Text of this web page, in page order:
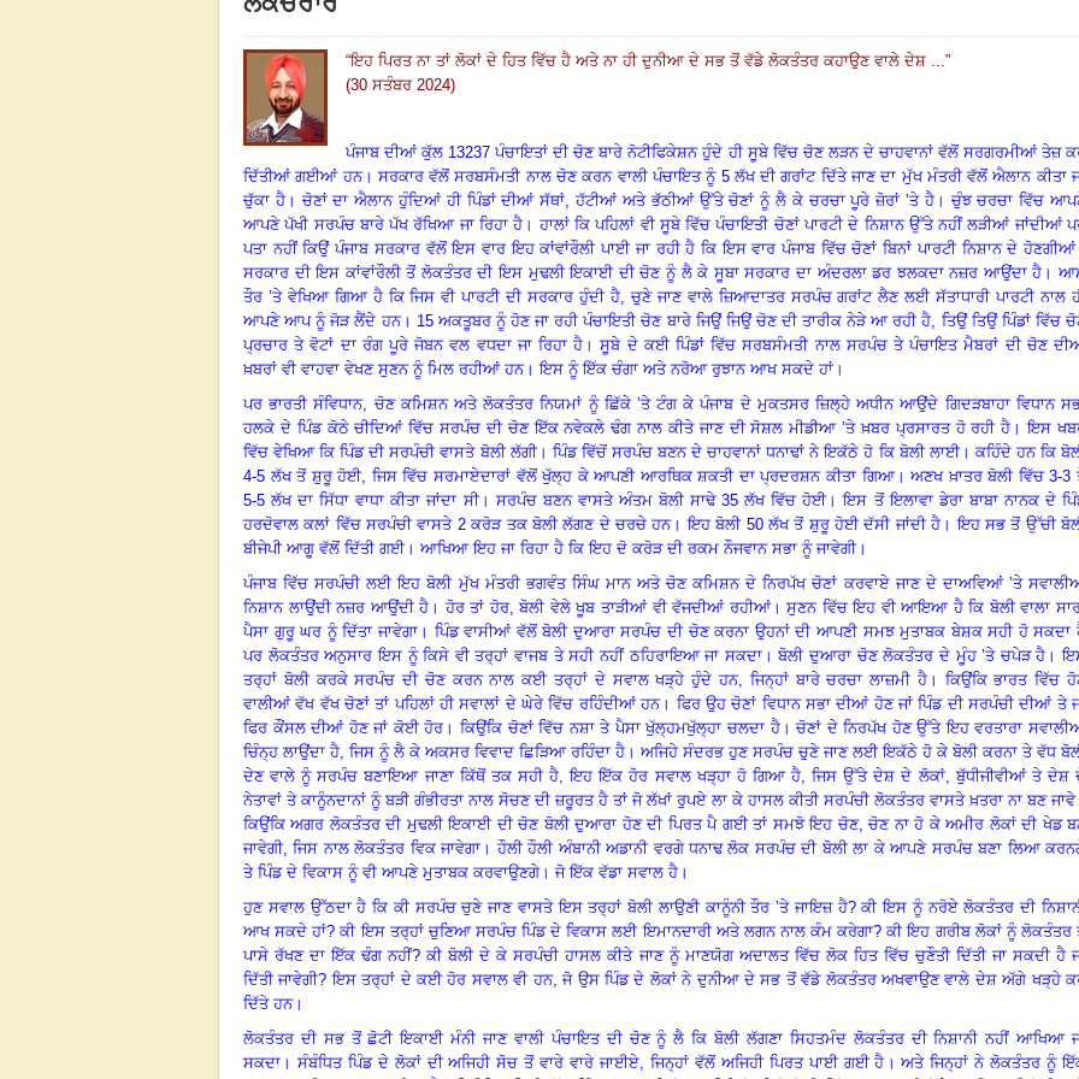
“ਇਹ ਪਿਰਤ ਨਾ ਤਾਂ ਲੋਕਾਂ ਦੇ ਹਿਤ ਵਿੱਚ ਹੈ ਅਤੇ ਨਾ ਹੀ ਦੁਨੀਆ ਦੇ ਸਭ ਤੋਂ ਵੱਡੇ ਲੋਕਤੰਤਰ ਕਹਾਉਣ ਵਾਲੇ ਦੇਸ਼ ... ”
(30 ਸਤੰਬਰ 2024)
ਪੰਜਾਬ ਦੀਆਂ ਕੁੱਲ 13237 ਪੰਚਾਇਤਾਂ ਦੀ ਚੋਣ ਬਾਰੇ ਨੋਟੀਫਿਕੇਸ਼ਨ ਹੁੰਦੇ ਹੀ ਸੂਬੇ ਵਿੱਚ ਚੋਣ ਲੜਨ ਦੇ ਚਾਹਵਾਨਾਂ ਵੱਲੋਂ ਸਰਗਰਮੀਆਂ ਤੇਜ਼
ਦਿੱਤੀਆਂ ਗਈਆਂ ਹਨ। ਸਰਕਾਰ ਵੱਲੋਂ ਸਰਬਸੰਮਤੀ ਨਾਲ ਚੋਣ ਕਰਨ ਵਾਲੀ ਪੰਚਾਇਤ ਨੂੰ 5 ਲੱਖ ਦੀ ਗਰਾਂਟ ਦਿੱਤੇ ਜਾਣ ਦਾ ਮੁੱਖ ਮੰਤਰੀ ਵੱਲੋਂ ਐਲਾਨ ਕੀਤਾ
ਚੁੱਕਾ ਹੈ। ਚੋਣਾਂ ਦਾ ਐਲਾਨ ਹੁੰਦਿਆਂ ਹੀ ਪਿੰਡਾਂ ਦੀਆਂ ਸੱਥਾਂ ,ਹੱਟੀਆਂ ਅਤੇ ਭੱਠੀਆਂ ਉੱਤੇ ਚੋਣਾਂ ਨੂੰ ਲੈ ਕੇ ਚਰਚਾ ਪੂਰੇ ਜ਼ੋਰਾਂ ’ਤੇ ਹੈ। ਚੁੰਝ ਚਰਚਾ ਵਿੱਚ
ਆਪਣੇ ਪੱਖੀ ਸਰਪੰਚ ਬਾਰੇ ਪੱਖ ਰੱਖਿਆ ਜਾ ਰਿਹਾ ਹੈ । ਹਾਲਾਂ ਕਿ ਪਹਿਲਾਂ ਵੀ ਸੂਬੇ ਵਿੱਚ ਪੰਚਾਇਤੀ ਚੋਣਾਂ ਪਾਰਟੀ ਦੇ ਨਿਸ਼ਾਨ ਉੱਤੇ ਨਹੀਂ ਲੜੀਆਂ ਜਾਂਦੀਆਂ
ਪਤਾ ਨਹੀਂ ਕਿਉਂ ਪੰਜਾਬ ਸਰਕਾਰ ਵੱਲੋਂ ਇਸ ਵਾਰ ਇਹ ਕਾਂਵਾਂਰੌਲੀ ਪਾਈ ਜਾ ਰਹੀ ਹੈ ਕਿ ਇਸ ਵਾਰ ਪੰਜਾਬ ਵਿੱਚ ਚੋਣਾਂ ਬਿਨਾਂ ਪਾਰਟੀ ਨਿਸ਼ਾਨ ਦੇ ਹੋਣਗੀਆਂ
ਸਰਕਾਰ ਦੀ ਇਸ ਕਾਂਵਾਂਰੌਲੀ ਤੋਂ ਲੋਕਤੰਤਰ ਦੀ ਇਸ ਮੁਢਲੀ ਇਕਾਈ ਦੀ ਚੋਣ ਨੂੰ ਲੈ ਕੇ ਸੂਬਾ ਸਰਕਾਰ ਦਾ ਅੰਦਰਲਾ ਡਰ ਝਲਕਦਾ ਨਜ਼ਰ ਆਉਂਦਾ ਹੈ ।
ਤੌਰ ’ਤੇ ਵੇਖਿਆ ਗਿਆ ਹੈ ਕਿ ਜਿਸ ਵੀ ਪਾਰਟੀ ਦੀ ਸਰਕਾਰ ਹੁੰਦੀ ਹੈ, ਚੁਣੇ ਜਾਣ ਵਾਲੇ ਜ਼ਿਆਦਾਤਰ ਸਰਪੰਚ ਗਰਾਂਟ ਲੈਣ ਲਈ ਸੱਤਾਧਾਰੀ ਪਾਰਟੀ ਨਾਲ
ਆਪਣੇ ਆਪ ਨੂੰ ਜੋੜ ਲੈਂਦੇ ਹਨ। 15 ਅਕਤੂਬਰ ਨੂੰ ਹੋਣ ਜਾ ਰਹੀ ਪੰਚਾਇਤੀ ਚੋਣ ਬਾਰੇ ਜਿਉਂ ਜਿਉਂ ਚੋਣ ਦੀ ਤਾਰੀਕ ਨੇੜੇ ਆ ਰਹੀ ਹੈ, ਤਿਉਂ ਤਿਉਂ ਪਿੰਡਾਂ ਵਿੱਚ
ਪ੍ਰਚਾਰ ਤੇ ਵੋਟਾਂ ਦਾ ਰੰਗ ਪੂਰੇ ਜੋਬਨ ਵਲ ਵਧਦਾ ਜਾ ਰਿਹਾ ਹੈ ।ਸੂਬੇ ਦੇ ਕਈ ਪਿੰਡਾਂ ਵਿੱਚ ਸਰਬਸੰਮਤੀ ਨਾਲ ਸਰਪੰਚ ਤੇ ਪੰਚਾਇਤ ਮੈਬਰਾਂ ਦੀ ਚੋਣ
ਖ਼ਬਰਾਂ ਵੀ ਵਾਹਵਾ ਵੇਖਣ ਸੁਣਨ ਨੂੰ ਮਿਲ ਰਹੀਆਂ ਹਨ।ਇਸ ਨੂੰ ਇੱਕ ਚੰਗਾ ਅਤੇ ਨਰੋਆ ਰੁਝਾਨ ਆਖ ਸਕਦੇ ਹਾਂ ।
ਪਰ ਭਾਰਤੀ ਸੰਵਿਧਾਨ, ਚੋਣ ਕਮਿਸ਼ਨ ਅਤੇ ਲੋਕਤੰਤਰ ਨਿਯਮਾਂ ਨੂੰ ਛਿੱਕੇ ’ਤੇ ਟੰਗ ਕੇ ਪੰਜਾਬ ਦੇ ਮੁਕਤਸਰ ਜ਼ਿਲ੍ਹੇ ਅਧੀਨ ਆਉਂਦੇ ਗਿਦੜਬਾਹਾ ਵਿਧਾਨ
ਹਲਕੇ ਦੇ ਪਿੰਡ ਕੋਠੇ ਚੀਦਿਆਂ ਵਿੱਚ ਸਰਪੰਚ ਦੀ ਚੋਣ ਇੱਕ ਨਵੇਕਲੇ ਢੰਗ ਨਾਲ ਕੀਤੇ ਜਾਣ ਦੀ ਸੋਸ਼ਲ ਮੀਡੀਆ ’ਤੇ ਖ਼ਬਰ ਪ੍ਰਸਾਰਤ ਹੋ ਰਹੀ ਹੈ । ਇਸ
ਵਿੱਚ ਵੇਖਿਆ ਕਿ ਪਿੰਡ ਦੀ ਸਰਪੰਚੀ ਵਾਸਤੇ ਬੋਲੀ ਲੱਗੀ। ਪਿੰਡ ਵਿੱਚੋਂ ਸਰਪੰਚ ਬਣਨ ਦੇ ਚਾਹਵਾਨਾਂ ਧਨਾਢਾਂ ਨੇ ਇਕੱਠੇ ਹੋ ਕਿ ਬੋਲੀ ਲਾਈ। ਕਹਿੰਦੇ ਹਨ ਕਿ
4-5 ਲੱਖ ਤੋਂ ਸ਼ੁਰੂ ਹੋਈ, ਜਿਸ ਵਿੱਚ ਸਰਮਾਏਦਾਰਾਂ ਵੱਲੋਂ ਖੁੱਲ੍ਹ ਕੇ ਆਪਣੀ ਆਰਥਿਕ ਸ਼ਕਤੀ ਦਾ ਪ੍ਰਦਰਸ਼ਨ ਕੀਤਾ ਗਿਆ।ਅਣਖ ਖ਼ਾਤਰ ਬੋਲੀ ਵਿੱਚ 3-3
5-5 ਲੱਖ ਦਾ ਸਿੱਧਾ ਵਾਧਾ ਕੀਤਾ ਜਾਂਦਾ ਸੀ। ਸਰਪੰਚ ਬਣਨ ਵਾਸਤੇ ਅੰਤਮ ਬੋਲੀ ਸਾਢੇ 35 ਲੱਖ ਵਿੱਚ ਹੋਈ।ਇਸ ਤੋਂ ਇਲਾਵਾ ਡੇਰਾ ਬਾਬਾ ਨਾਨਕ ਦੇ
ਹਰਦੋਵਾਲ ਕਲਾਂ ਵਿੱਚ ਸਰਪੰਚੀ ਵਾਸਤੇ 2 ਕਰੋੜ ਤਕ ਬੋਲੀ ਲੱਗਣ ਦੇ ਚਰਚੇ ਹਨ।ਇਹ ਬੋਲੀ 50 ਲੱਖ ਤੋਂ ਸ਼ੁਰੂ ਹੋਈ ਦੱਸੀ ਜਾਂਦੀ ਹੈ ।ਇਹ ਸਭ ਤੋਂ ਉੱਚੀ
ਬੀਜੇਪੀ ਆਗੂ ਵੱਲੋਂ ਦਿੱਤੀ ਗਈ। ਆਖਿਆ ਇਹ ਜਾ ਰਿਹਾ ਹੈ ਕਿ ਇਹ ਦੋ ਕਰੋੜ ਦੀ ਰਕਮ ਨੌਜਵਾਨ ਸਭਾ ਨੂੰ ਜਾਵੇਗੀ।
ਪੰਜਾਬ ਵਿੱਚ ਸਰਪੰਚੀ ਲਈ ਇਹ ਬੋਲੀ ਮੁੱਖ ਮੰਤਰੀ ਭਗਵੰਤ ਸਿੰਘ ਮਾਨ ਅਤੇ ਚੋਣ ਕਮਿਸ਼ਨ ਦੇ ਨਿਰਪੱਖ ਚੋਣਾਂ ਕਰਵਾਏ ਜਾਣ ਦੇ ਦਾਅਵਿਆਂ ’ਤੇ
ਨਿਸ਼ਾਨ ਲਾਉਂਦੀ ਨਜ਼ਰ ਆਉਂਦੀ ਹੈ । ਹੋਰ ਤਾਂ ਹੋਰ, ਬੋਲੀ ਵੇਲੇ ਖੂਬ ਤਾੜੀਆਂ ਵੀ ਵੱਜਦੀਆਂ ਰਹੀਆਂ।ਸੁਣਨ ਵਿੱਚ ਇਹ ਵੀ ਆਇਆ ਹੈ ਕਿ ਬੋਲੀ ਵਾਲਾ
ਪੈਸਾ ਗੁਰੂ ਘਰ ਨੂੰ ਦਿੱਤਾ ਜਾਵੇਗਾ। ਪਿੰਡ ਵਾਸੀਆਂ ਵੱਲੋਂ ਬੋਲੀ ਦੁਆਰਾ ਸਰਪੰਚ ਦੀ ਚੋਣ ਕਰਨਾ ਉਹਨਾਂ ਦੀ ਆਪਣੀ ਸਮਝ ਮੁਤਾਬਕ ਬੇਸ਼ਕ ਸਹੀ ਹੋ ਸਕਦਾ
ਪਰ ਲੋਕਤੰਤਰ ਅਨੁਸਾਰ ਇਸ ਨੂੰ ਕਿਸੇ ਵੀ ਤਰ੍ਹਾਂ ਵਾਜਬ ਤੇ ਸਹੀ ਨਹੀਂ ਠਹਿਰਾਇਆ ਜਾ ਸਕਦਾ।ਬੋਲੀ ਦੁਆਰਾ ਚੋਣ ਲੋਕਤੰਤਰ ਦੇ ਮੂੰਹ ’ਤੇ ਚਪੇੜ ਹੈ ।
ਤਰ੍ਹਾਂ ਬੋਲੀ ਕਰਕੇ ਸਰਪੰਚ ਦੀ ਚੋਣ ਕਰਨ ਨਾਲ ਕਈ ਤਰ੍ਹਾਂ ਦੇ ਸਵਾਲ ਖੜ੍ਹੇ ਹੁੰਦੇ ਹਨ, ਜਿਨ੍ਹਾਂ ਬਾਰੇ ਚਰਚਾ ਲਾਜ਼ਮੀ ਹੈ। ਕਿਉਂਕਿ ਭਾਰਤ ਵਿੱਚ
ਵਾਲੀਆਂ ਵੱਖ ਵੱਖ ਚੋਣਾਂ ਤਾਂ ਪਹਿਲਾਂ ਹੀ ਸਵਾਲਾਂ ਦੇ ਘੇਰੇ ਵਿੱਚ ਰਹਿੰਦੀਆਂ ਹਨ। ਫਿਰ ਉਹ ਚੋਣਾਂ ਵਿਧਾਨ ਸਭਾ ਦੀਆਂ ਹੋਣ ਜਾਂ ਪਿੰਡ ਦੀ ਸਰਪੰਚੀ ਦੀਆਂ ਤੇ
ਫਿਰ ਕੌਂਸਲ ਦੀਆਂ ਹੋਣ ਜਾਂ ਕੋਈ ਹੋਰ। ਕਿਉਂਕਿ ਚੋਣਾਂ ਵਿੱਚ ਨਸ਼ਾ ਤੇ ਪੈਸਾ ਖੁੱਲ੍ਹਮਖੁੱਲ੍ਹਾ ਚਲਦਾ ਹੈ। ਚੋਣਾਂ ਦੇ ਨਿਰਪੱਖ ਹੋਣ ਉੱਤੇ ਇਹ ਵਰਤਾਰਾ
ਚਿੰਨ੍ਹ ਲਾਉਂਦਾ ਹੈ, ਜਿਸ ਨੂੰ ਲੈ ਕੇ ਅਕਸਰ ਵਿਵਾਦ ਛਿੜਿਆ ਰਹਿੰਦਾ ਹੈ । ਅਜਿਹੇ ਸੰਦਰਭ ਹੁਣ ਸਰਪੰਚ ਚੁਣੇ ਜਾਣ ਲਈ ਇਕੱਠੇ ਹੋ ਕੇ ਬੋਲੀ ਕਰਨਾ ਤੇ ਵੱਧ
ਦੇਣ ਵਾਲੇ ਨੂੰ ਸਰਪੰਚ ਬਣਾਇਆ ਜਾਣਾ ਕਿੱਥੋਂ ਤਕ ਸਹੀ ਹੈ, ਇਹ ਇੱਕ ਹੋਰ ਸਵਾਲ ਖੜ੍ਹਾ ਹੋ ਗਿਆ ਹੈ,
ਜਿਸ ਉੱਤੇ ਦੇਸ਼ ਦੇ ਲੋਕਾਂ, ਬੁੱਧੀਜੀਵੀਆਂ ਤੇ ਦੇਸ਼
ਨੇਤਾਵਾਂ ਤੇ ਕਾਨੂੰਨਦਾਨਾਂ ਨੂੰ ਬੜੀ ਗੰਭੀਰਤਾ ਨਾਲ ਸੋਚਣ ਦੀ ਜ਼ਰੂਰਤ ਹੈ ਤਾਂ ਜੋ ਲੱਖਾਂ ਰੁਪਏ ਲਾ ਕੇ ਹਾਸਲ ਕੀਤੀ ਸਰਪੰਚੀ ਲੋਕਤੰਤਰ ਵਾਸਤੇ ਖ਼ਤਰਾ ਨਾ ਬਣ ਜਾਵੇ
ਕਿਉਂਕਿ ਅਗਰ ਲੋਕਤੰਤਰ ਦੀ ਮੁਢਲੀ ਇਕਾਈ ਦੀ ਚੋਣ ਬੋਲੀ ਦੁਆਰਾ ਹੋਣ ਦੀ ਪਿਰਤ ਪੈ ਗਈ ਤਾਂ ਸਮਝੋ ਇਹ ਚੋਣ,ਚੋਣ ਨਾ ਹੋ ਕੇ ਅਮੀਰ ਲੋਕਾਂ ਦੀ ਖੇਡ
ਜਾਵੇਗੀ, ਜਿਸ ਨਾਲ ਲੋਕਤੰਤਰ ਵਿਕ ਜਾਵੇਗਾ । ਹੌਲੀ ਹੌਲੀ ਅੰਬਾਨੀ ਅਡਾਨੀ ਵਰਗੇ ਧਨਾਢ ਲੋਕ ਸਰਪੰਚ ਦੀ ਬੋਲੀ ਲਾ ਕੇ ਆਪਣੇ ਸਰਪੰਚ ਬਣਾ ਲਿਆ
ਤੇ ਪਿੰਡ ਦੇ ਵਿਕਾਸ ਨੂੰ ਵੀ ਆਪਣੇ ਮੁਤਾਬਕ ਕਰਵਾਉਣਗੇ। ਜੋ ਇੱਕ ਵੱਡਾ ਸਵਾਲ ਹੈ ।
ਹੁਣ ਸਵਾਲ ਉੱਠਦਾ ਹੈ ਕਿ ਕੀ ਸਰਪੰਚ ਚੁਣੇ ਜਾਣ ਵਾਸਤੇ ਇਸ ਤਰ੍ਹਾਂ ਬੋਲੀ ਲਾਉਣੀ ਕਾਨੂੰਨੀ ਤੌਰ ’ਤੇ ਜਾਇਜ਼ ਹੈ?ਕੀ ਇਸ ਨੂੰ ਨਰੋਏ ਲੋਕਤੰਤਰ ਦੀ
ਆਖ ਸਕਦੇ ਹਾਂ?ਕੀ ਇਸ ਤਰ੍ਹਾਂ ਚੁਣਿਆ ਸਰਪੰਚ ਪਿੰਡ ਦੇ ਵਿਕਾਸ ਲਈ ਇਮਾਨਦਾਰੀ ਅਤੇ ਲਗਨ ਨਾਲ ਕੰਮ ਕਰੇਗਾ?ਕੀ ਇਹ ਗਰੀਬ ਲੋਕਾਂ ਨੂੰ ਲੋਕਤੰਤਰ
ਪਾਸੇ ਰੱਖਣ ਦਾ ਇੱਕ ਢੰਗ ਨਹੀਂ?ਕੀ ਬੋਲੀ ਦੇ ਕੇ ਸਰਪੰਚੀ ਹਾਸਲ ਕੀਤੇ ਜਾਣ ਨੂੰ ਮਾਣਯੋਗ ਅਦਾਲਤ ਵਿੱਚ ਲੋਕ ਹਿਤ ਵਿੱਚ ਚੁਣੌਤੀ ਦਿੱਤੀ ਜਾ ਸਕਦੀ ਹੈ
ਦਿੱਤੀ ਜਾਵੇਗੀ?ਇਸ ਤਰ੍ਹਾਂ ਦੇ ਕਈ ਹੋਰ ਸਵਾਲ ਵੀ ਹਨ, ਜੋ ਉਸ ਪਿੰਡ ਦੇ ਲੋਕਾਂ ਨੇ ਦੁਨੀਆ ਦੇ ਸਭ ਤੋਂ ਵੱਡੇ ਲੋਕਤੰਤਰ ਅਖਵਾਉਣ ਵਾਲੇ ਦੇਸ਼ ਅੱਗੇ ਖੜ੍ਹੇ
ਦਿੱਤੇ ਹਨ।
ਲੋਕਤੰਤਰ ਦੀ ਸਭ ਤੋਂ ਛੋਟੀ ਇਕਾਈ ਮੰਨੀ ਜਾਣ ਵਾਲੀ ਪੰਚਾਇਤ ਦੀ ਚੋਣ ਨੂੰ ਲੈ ਕਿ ਬੋਲੀ ਲੱਗਣਾ ਸਿਹਤਮੰਦ ਲੋਕਤੰਤਰ ਦੀ ਨਿਸ਼ਾਨੀ ਨਹੀਂ ਆਖਿਆ
ਸਕਦਾ । ਸੰਬੰਧਿਤ ਪਿੰਡ ਦੇ ਲੋਕਾਂ ਦੀ ਅਜਿਹੀ ਸੋਚ ਤੋਂ ਵਾਰੇ ਵਾਰੇ ਜਾਈਏ, ਜਿਨ੍ਹਾਂ ਵੱਲੋਂ ਅਜਿਹੀ ਪਿਰਤ ਪਾਈ ਗਈ ਹੈ ।ਅਤੇ ਜਿਨ੍ਹਾਂ ਨੇ ਲੋਕਤੰਤਰ ਨੂੰ